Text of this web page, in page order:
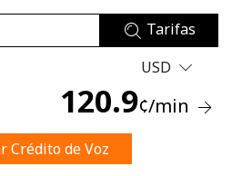
No se ha creado una contraseña
minúscula
Tarifas
USD
120.9¢/min
Crédito de Voz